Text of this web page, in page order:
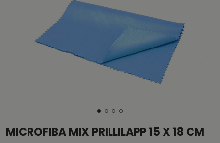
MICROFIBA MIX PRILLILAPP 15 X 18 CM